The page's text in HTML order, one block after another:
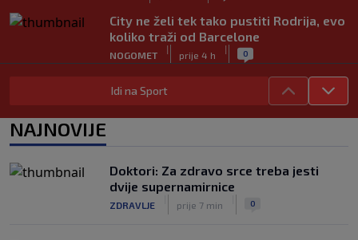
City ne želi tek tako pustiti Rodrija, evo
koliko traži od Barcelone
NOGOMET
|
prije 4 h
| 0
Rekorder G lige i NBA All-Star vikenda
potpisao za Gironu
KOŠARKA prije 4 h
NOGOMET
|
prije 4 h
| 0
Idi na Sport
NAJNOVIJE
Doktori: Za zdravo srce treba jesti
dvije supernamirnice
ZDRAVLJE prije 7 min 0